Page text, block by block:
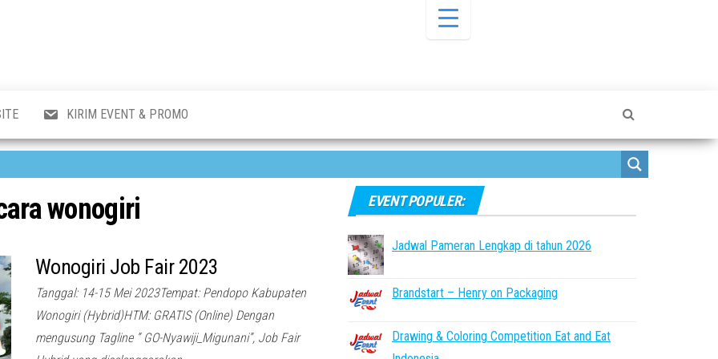
&
KIRIM EVENT & PROMO
wonogiri
Wonogiri Job Fair 2023
Tanggal: 14-15 Mei 2023Tempat: Pendopo Kabupaten
Wonogiri (Hybrid)HTM: GRATIS (Online) Dengan
mengusung Tagline ” GO-Nyawiji_Migunani”, Job Fair
EVENT POPULER:
Jadwal Pameran Lengkap di tahun 2026
Brandstart – Henry on Packaging
Drawing & Coloring Competition Eat and Eat